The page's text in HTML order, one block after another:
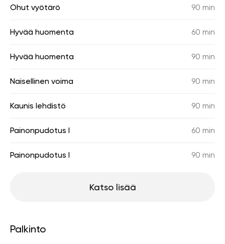
Ohut vyötärö 90 min
Hyvää huomenta 60 min
Hyvää huomenta 90 min
Naisellinen voima 90 min
Kaunis lehdistö 90 min
Painonpudotus I 60 min
Painonpudotus I 90 min
Katso lisää
Palkinto